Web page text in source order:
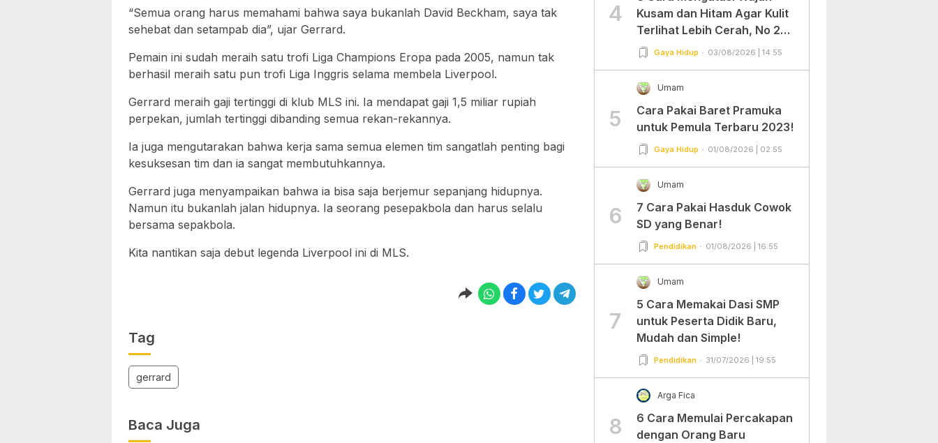
“Semua orang harus memahami bahwa saya bukanlah David Beckham, saya tak
sehebat dan setampab dia”, ujar Gerrard.
Pemain ini sudah meraih satu trofi Liga Champions Eropa pada 2005, namun tak
berhasil meraih satu pun trofi Liga Inggris selama membela Liverpool.
Gerrard meraih gaji tertinggi di klub MLS ini. Ia mendapat gaji 1,5 miliar rupiah
perpekan, jumlah tertinggi dibanding semua rekan-rekannya.
Ia juga mengutarakan bahwa kerja sama semua elemen tim sangatlah penting bagi
kesuksesan tim dan ia sangat membutuhkannya.
Gerrard juga menyampaikan bahwa ia bisa saja berjemur sepanjang hidupnya.
Namun itu bukanlah jalan hidupnya. Ia seorang pesepakbola dan harus selalu
bersama sepakbola.
Kita nantikan saja debut legenda Liverpool ini di MLS.
Tag
gerrard
Baca Juga
4
Kusam dan Hitam Agar Kulit
Terlihat Lebih Cerah, No 2
Gampang Banget dan Mudah
Gaya Hidup 03/08/2026 | 14:55
5
Umam
Cara Pakai Baret Pramuka
untuk Pemula Terbaru 2023!
Gaya Hidup 01/08/2026 | 02:55
6
Umam
7 Cara Pakai Hasduk Cowok
SD yang Benar!
Pendidikan 01/08/2026 | 16:55
7
Umam
5 Cara Memakai Dasi SMP
untuk Peserta Didik Baru,
Mudah dan Simple!
Pendidikan 31/07/2026 | 19:55
8
Arga Fica
6 Cara Memulai Percakapan
dengan Orang Baru